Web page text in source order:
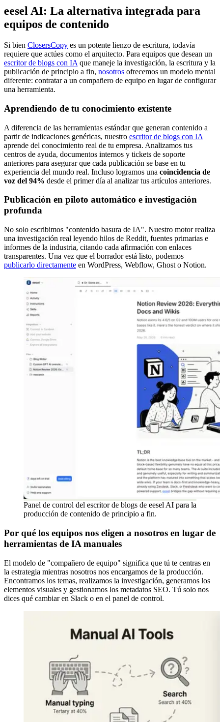
eesel AI: La alternativa integrada para
equipos de contenido
Si bien ClosersCopy es un potente lienzo de escritura, todavía
requiere que actúes como el arquitecto. Para equipos que desean un
escritor de blogs con IA que maneje la investigación, la escritura y la
publicación de principio a fin, nosotros ofrecemos un modelo mental
diferente: contratar a un compañero de equipo en lugar de configurar
una herramienta.
Aprendiendo de tu conocimiento existente
A diferencia de las herramientas estándar que generan contenido a
partir de indicaciones genéricas, nuestro escritor de blogs con IA
aprende del conocimiento real de tu empresa. Analizamos tus
centros de ayuda, documentos internos y tickets de soporte
anteriores para asegurar que cada publicación se base en tu
experiencia del mundo real. Incluso logramos una coincidencia de
voz del 94% desde el primer día al analizar tus artículos anteriores.
Publicación en piloto automático e investigación
profunda
No solo escribimos "contenido basura de IA". Nuestro motor realiza
una investigación real leyendo hilos de Reddit, fuentes primarias e
informes de la industria, citando cada afirmación con enlaces
transparentes. Una vez que el borrador está listo, podemos
publicarlo directamente en WordPress, Webflow, Ghost o Notion.
Panel de control del escritor de blogs de eesel AI para la
producción de contenido de principio a fin.
Por qué los equipos nos eligen a nosotros en lugar de
herramientas de IA manuales
El modelo de "compañero de equipo" significa que tú te centras en
la estrategia mientras nosotros nos encargamos de la producción.
Encontramos los temas, realizamos la investigación, generamos los
elementos visuales y gestionamos los metadatos SEO. Tú solo nos
dices qué cambiar en Slack o en el panel de control.